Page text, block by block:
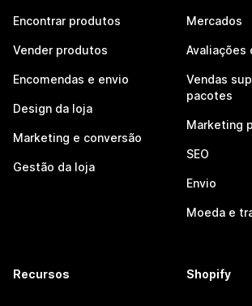
Encontrar produtos
Vender produtos
Encomendas e envio
Design da loja
Marketing e conversão
Gestão da loja
Mercados
Avaliações
Vendas
pacotes
Marketing
SEO
Envio
Moeda e
Recursos Shopify